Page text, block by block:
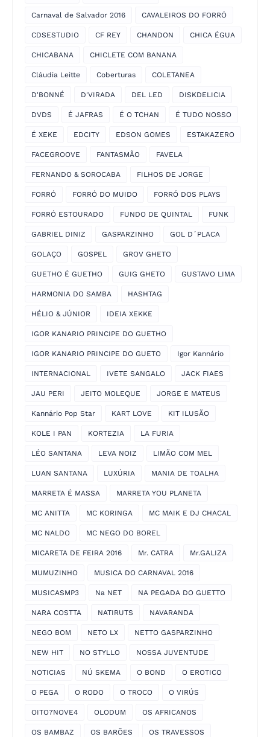
Carnaval de Salvador 2016 CAVALEIROS DO FORRÓ
CDSESTUDIO CF REY CHANDON CHICA ÉGUA
CHICABANA CHICLETE COM BANANA
Cláudia Leitte Coberturas COLETANEA
D'BONNÉ D'VIRADA DEL LED DISKDELICIA
DVDS É JAFRAS É O TCHAN É TUDO NOSSO
É XEKE EDCITY EDSON GOMES ESTAKAZERO
FACEGROOVE FANTASMÃO FAVELA
FERNANDO & SOROCABA FILHOS DE JORGE
FORRÓ FORRÓ DO MUIDO FORRÓ DOS PLAYS
FORRÓ ESTOURADO FUNDO DE QUINTAL FUNK
GABRIEL DINIZ GASPARZINHO GOL D´PLACA
GOLAÇO GOSPEL GROV GHETO
GUETHO É GUETHO GUIG GHETO GUSTAVO LIMA
HARMONIA DO SAMBA HASHTAG
HÉLIO & JÚNIOR IDEIA XEKKE
IGOR KANARIO PRINCIPE DO GUETHO
IGOR KANARIO PRINCIPE DO GUETO Igor Kannário
INTERNACIONAL IVETE SANGALO JACK FIAES
JAU PERI JEITO MOLEQUE JORGE E MATEUS
Kannário Pop Star KART LOVE KIT ILUSÃO
KOLE I PAN KORTEZIA LA FURIA
LÉO SANTANA LEVA NOIZ LIMÃO COM MEL
LUAN SANTANA LUXÚRIA MANIA DE TOALHA
MARRETA É MASSA MARRETA YOU PLANETA
MC ANITTA MC KORINGA MC MAIK E DJ CHACAL
MC NALDO MC NEGO DO BOREL
MICARETA DE FEIRA 2016 Mr. CATRA Mr.GALIZA
MUMUZINHO MUSICA DO CARNAVAL 2016
MUSICASMP3 Na NET NA PEGADA DO GUETTO
NARA COSTTA NATIRUTS NAVARANDA
NEGO BOM NETO LX NETTO GASPARZINHO
NEW HIT NO STYLLO NOSSA JUVENTUDE
NOTICIAS NÚ SKEMA O BOND O EROTICO
O PEGA O RODO O TROCO O VIRÚS
OITO7NOVE4 OLODUM OS AFRICANOS
OS BAMBAZ OS BARÕES OS TRAVESSOS